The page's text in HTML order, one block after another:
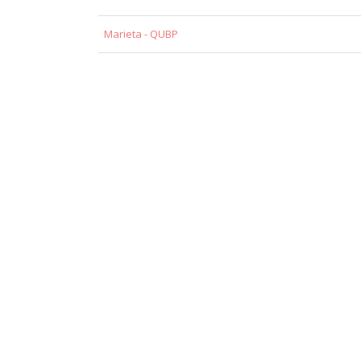
Marieta - QUBP